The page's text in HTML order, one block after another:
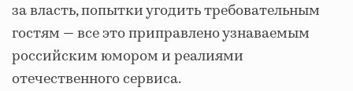
за власть, попытки угодить требовательным
гостям — все это приправлено узнаваемым
российским юмором и реалиями
отечественного сервиса.